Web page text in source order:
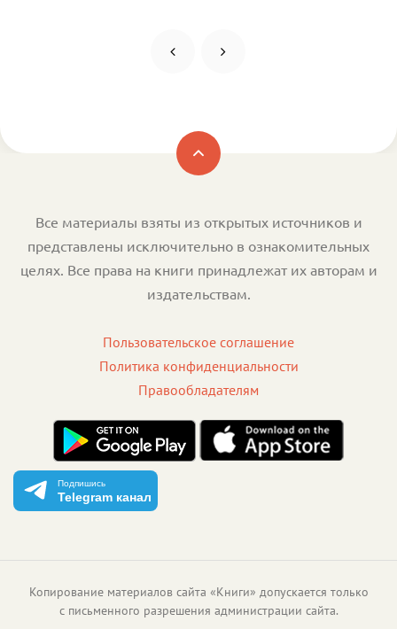
Все материалы взяты из открытых источников и
представлены исключительно в ознакомительных
целях. Все права на книги принадлежат их авторам и
издательствам.
Пользовательское соглашение
Политика конфиденциальности
Правообладателям
Подпишись
Telegram канал
Копирование материалов сайта «Книги» допускается только
с письменного разрешения администрации сайта.